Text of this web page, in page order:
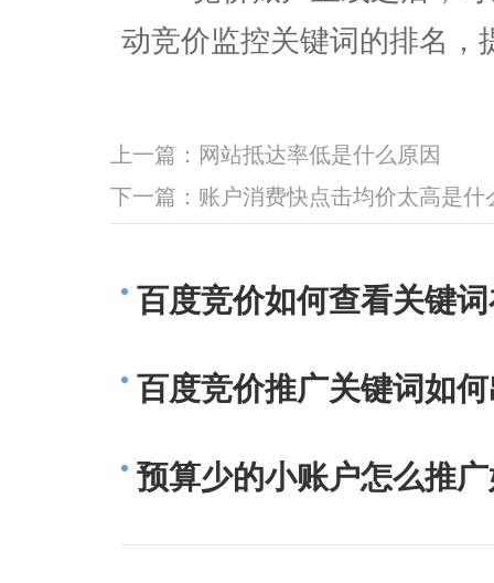
动竞价监控关键词的排名，
上一篇： 网站抵达率低是什么原因
下一篇： 账户消费快点击均价太高是什
百度竞价如何查看关键
百度竞价推广关键词如
预算少的小账户怎么推